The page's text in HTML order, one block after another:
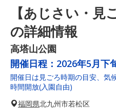
【あじさい・見
の詳細情報
高塔山公園
開催日程： 2026年5月下
開催日は見ごろ時期の目安、気
時間開放(入園自由)
福岡県北九州市若松区